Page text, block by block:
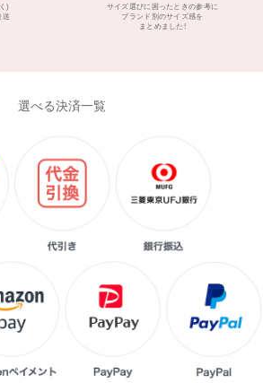
)
送
サイズ選びに困ったときの参考に
ブランド別のサイズ感を
まとめました!
選べる決済一覧